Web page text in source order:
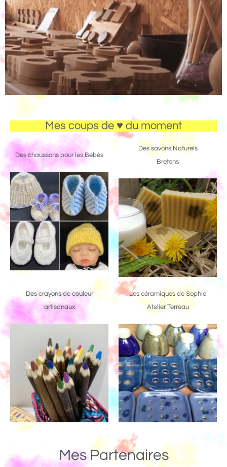
Mes coups de ♥ du moment
Des chaussons pour les Bébés
Des savons Naturels
Bretons
Des crayons de couleur
artisanaux
Les céramiques de Sophie
Atelier Terreau
Mes Partenaires